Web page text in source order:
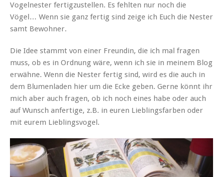
Vogelnester fertigzustellen. Es fehlten nur noch die
Vögel… Wenn sie ganz fertig sind zeige ich Euch die Nester
samt Bewohner.
Die Idee stammt von einer Freundin, die ich mal fragen
muss, ob es in Ordnung wäre, wenn ich sie in meinem Blog
erwähne. Wenn die Nester fertig sind, wird es die auch in
dem Blumenladen hier um die Ecke geben. Gerne könnt ihr
mich aber auch fragen, ob ich noch eines habe oder auch
auf Wunsch anfertige, z.B. in euren Lieblingsfarben oder
mit eurem Lieblingsvogel.